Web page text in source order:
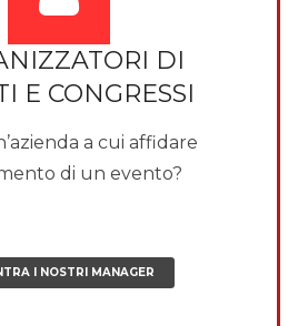
DI
E CONGRESSI
a cui affidare
di un evento?
I NOSTRI MANAGER